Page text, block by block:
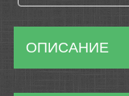
ОПИСАНИЕ